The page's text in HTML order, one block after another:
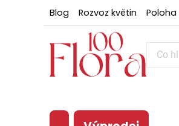
Blog Rozvoz květin Poloha